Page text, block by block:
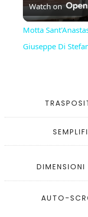
Watch on
Motta
Giuseppe Di
DIMENSIONI
AUTO-